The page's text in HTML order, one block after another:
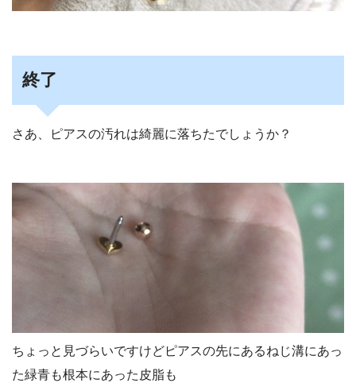
終了
さあ、ピアスの汚れは綺麗に落ちたでしょうか？
ちょっと見づらいですけどピアスの先にあるねじ溝にあっ
た緑青も根本にあった皮脂も